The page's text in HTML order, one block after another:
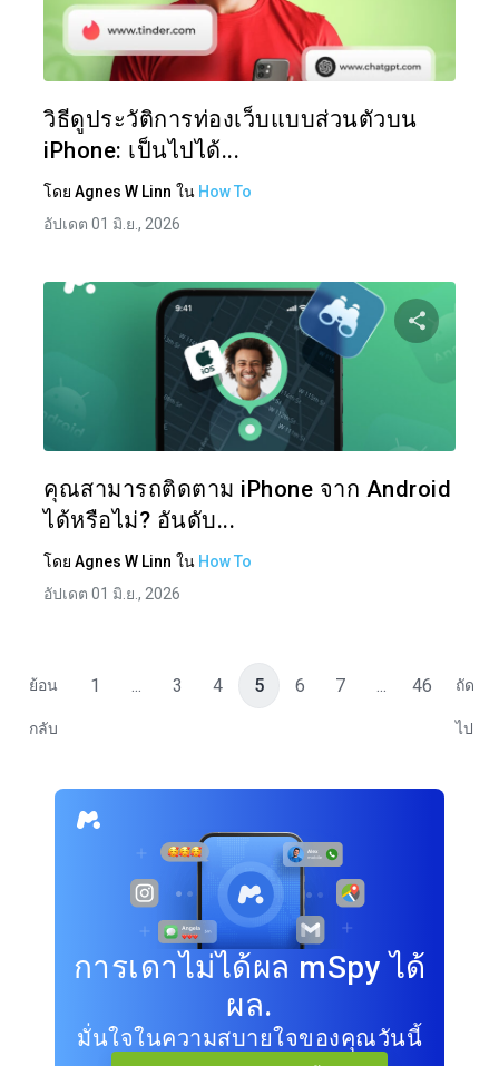
วิธีดูประวัติการท่องเว็บแบบส่วนตัวบน
iPhone: เป็นไปได้...
โดย Agnes W Linn ใน How To
อัปเดต 01 มิ.ย., 2026
คุณสามารถติดตาม iPhone จาก Android
ได้หรือไม่? อันดับ...
โดย Agnes W Linn ใน How To
อัปเดต 01 มิ.ย., 2026
ย้อน
กลับ
1 ... 3 4 5 6 7 ... 46 ถัด
ไป
การเดาไม่ได้ผล mSpy ได้
ผล.
มั่นใจในความสบายใจของคุณวันนี้